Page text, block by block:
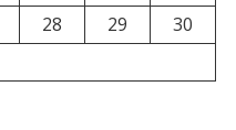
28 29
30